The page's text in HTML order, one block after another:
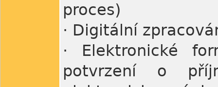
proces)
· Digitální
· Elektronické
potvrzení o